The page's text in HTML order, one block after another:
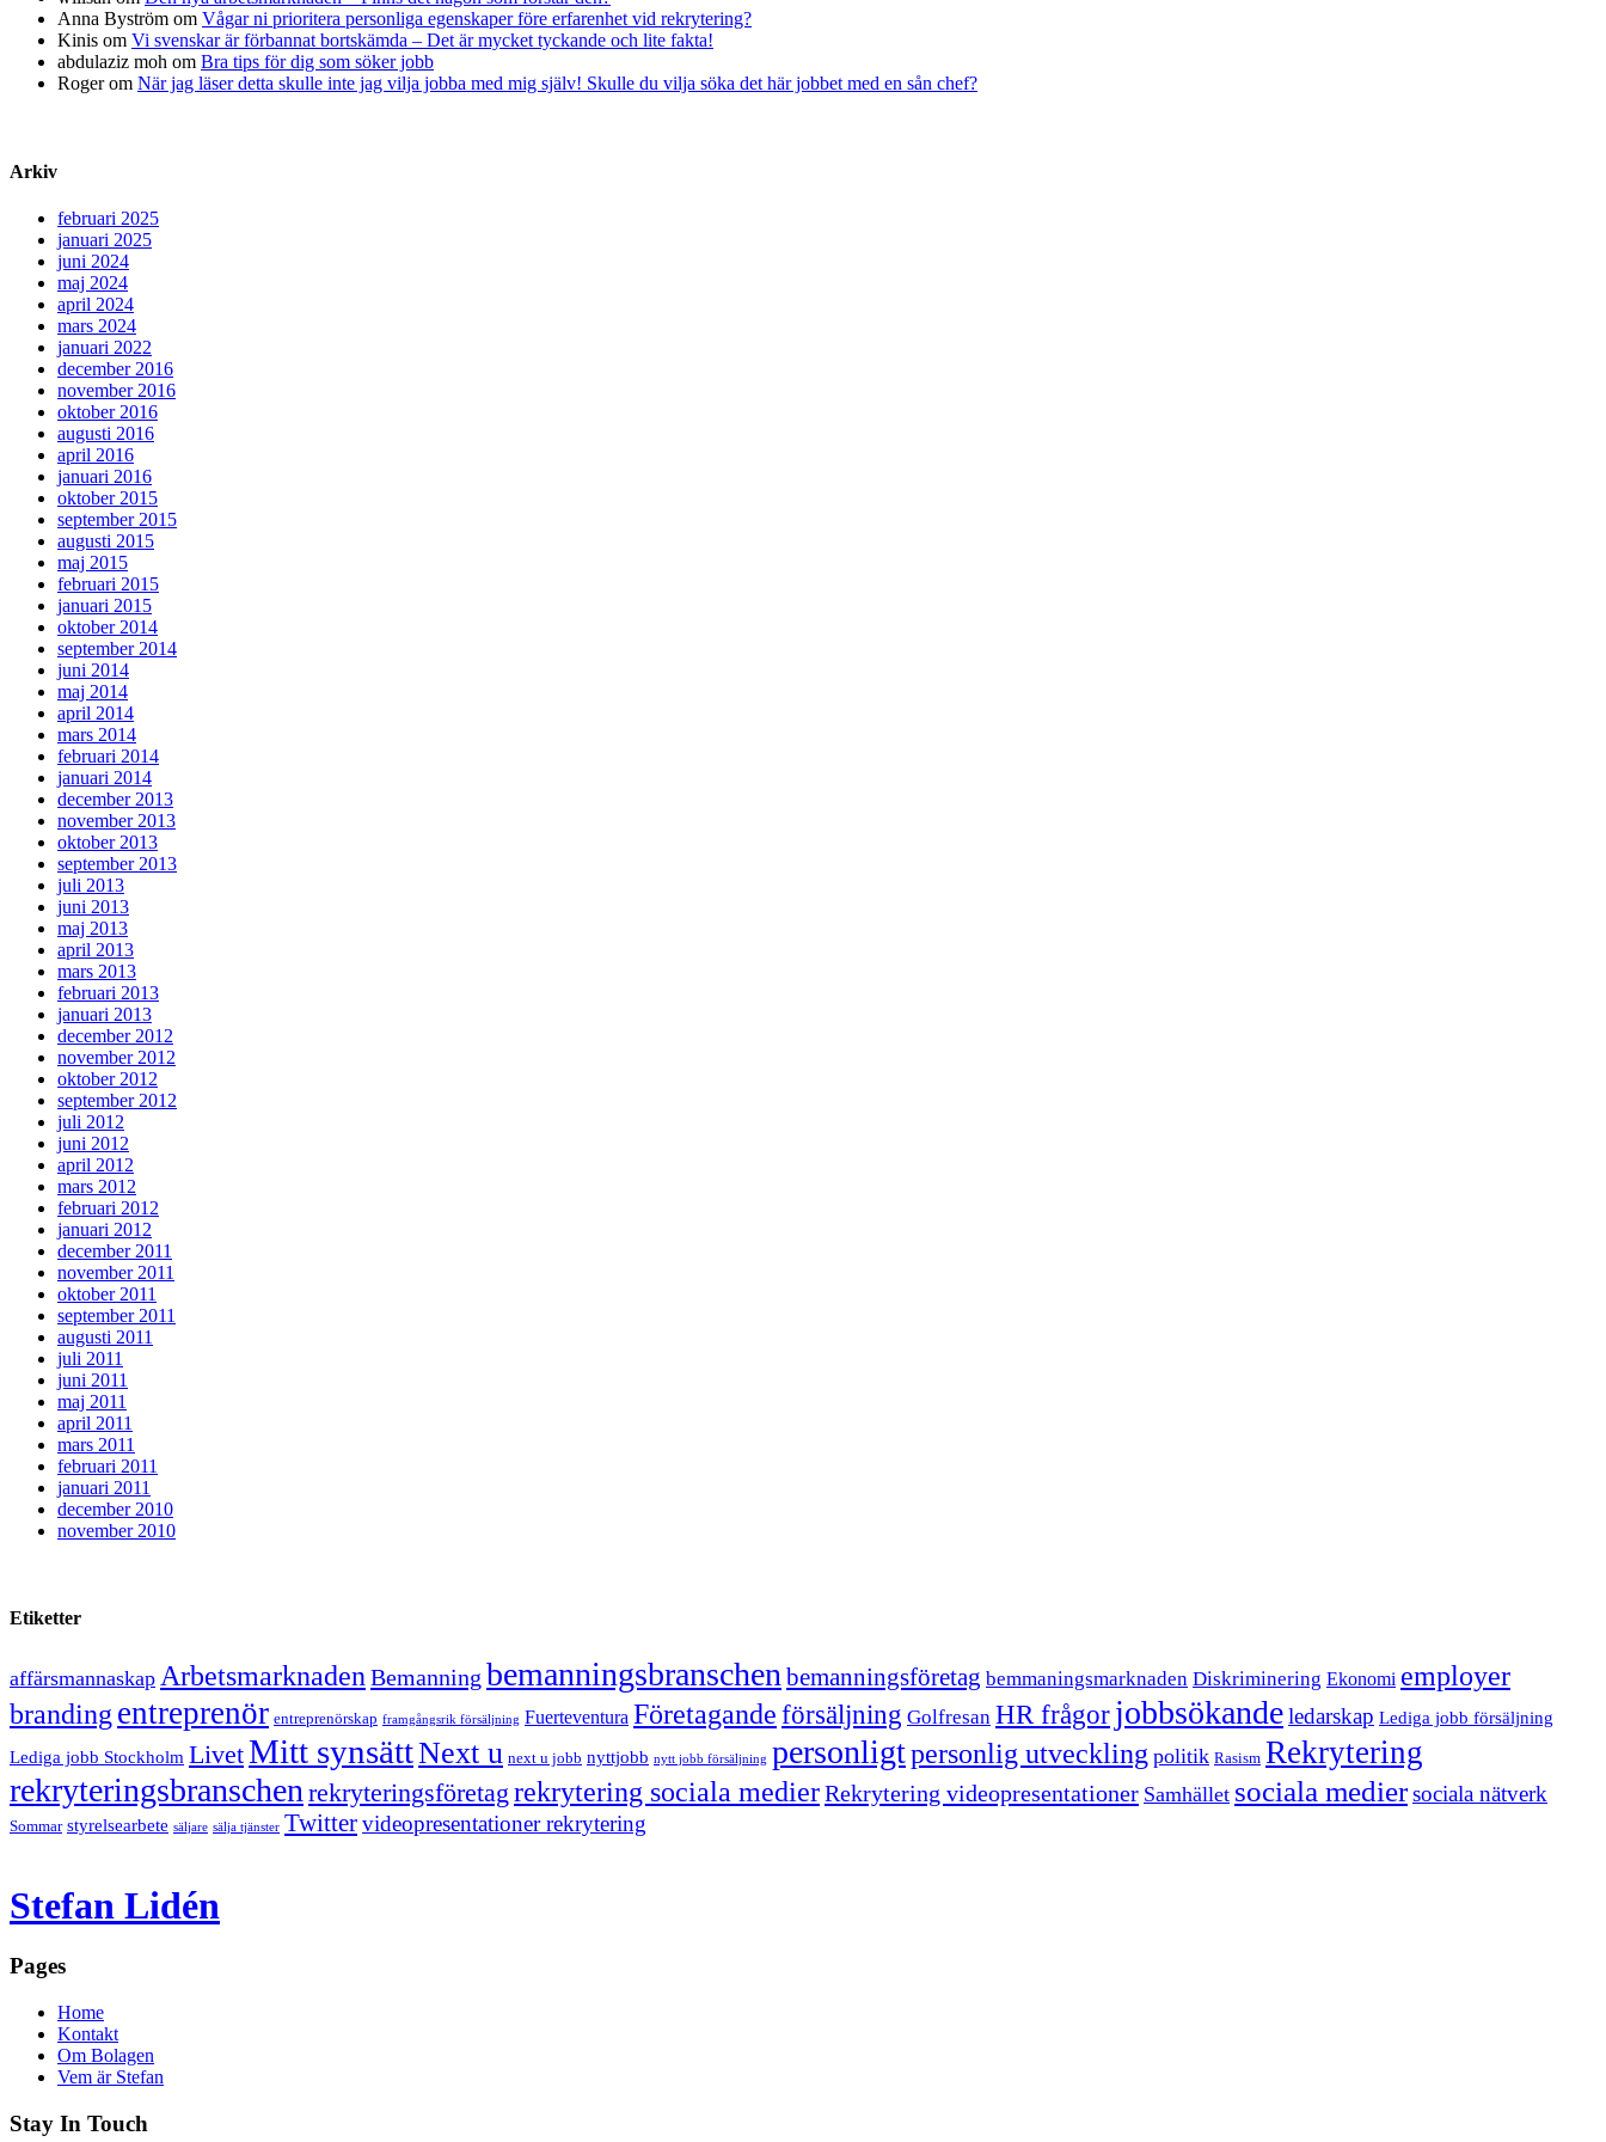
Anna Byström om Vågar ni prioritera personliga egenskaper före erfarenhet vid rekrytering?
Kinis om Vi svenskar är förbannat bortskämda – Det är mycket tyckande och lite fakta!
abdulaziz moh om Bra tips för dig som söker jobb
Rogerom När jag läser detta skulle inte jag vilja jobba med mig själv! Skulle du vilja söka det här jobbet med en sån chef?
Arkiv
februari 2025
januari 2025
juni 2024
maj 2024
april 2024
mars 2024
januari 2022
december 2016
november 2016
oktober 2016
augusti 2016
april 2016
januari 2016
oktober 2015
september 2015
augusti 2015
maj 2015
februari 2015
januari 2015
oktober 2014
september 2014
juni 2014
maj 2014
april 2014
mars 2014
februari 2014
januari 2014
december 2013
november 2013
oktober 2013
september 2013
juli 2013
juni 2013
maj 2013
april 2013
mars 2013
februari 2013
januari 2013
december 2012
november 2012
oktober 2012
september 2012
juli 2012
juni 2012
april 2012
mars 2012
februari 2012
januari 2012
december 2011
november 2011
oktober 2011
september 2011
augusti 2011
juli 2011
juni 2011
maj 2011
april 2011
mars 2011
februari 2011
januari 2011
december 2010
november 2010
Etiketter
affärsmannaskap Arbetsmarknaden Bemanning bemanningsbranschen bemanningsföretag bemmaningsmarknaden Diskriminering Ekonomi employer
branding entreprenör entreprenörskap framgångsrik försäljning Fuerteventura Företagandeförsäljning Golfresan HR frågor jobbsökandeledarskap Lediga jobb försäljning
Lediga jobb Stockholm LivetMitt synsättNext u next u jobb nyttjobb nytt jobb försäljning personligtpersonlig utveckling politik Rasism Rekrytering
rekryteringsbranschen rekryteringsföretag rekrytering sociala medierRekrytering videopresentationer Samhället sociala mediersociala nätverk
Sommar styrelsearbete säljare sälja tjänster Twittervideopresentationer rekrytering
Stefan Lidén
Pages
Home
Kontakt
Om Bolagen
Vem är Stefan
Stay In Touch